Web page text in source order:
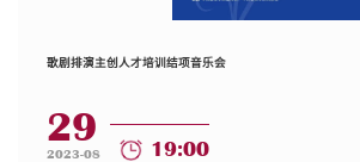
歌剧排演主创人才培训结项音乐会
29
2023-08 19:00